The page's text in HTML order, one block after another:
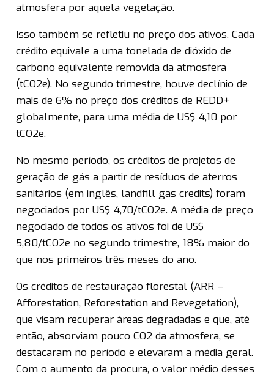
atmosfera por aquela vegetação.
Isso também se refletiu no preço dos ativos. Cada
crédito equivale a uma tonelada de dióxido de
carbono equivalente removida da atmosfera
(tCO2e). No segundo trimestre, houve declínio de
mais de 6% no preço dos créditos de REDD+
globalmente, para uma média de US$ 4,10 por
tCO2e.
No mesmo período, os créditos de projetos de
geração de gás a partir de resíduos de aterros
sanitários (em inglês, landfill gas credits) foram
negociados por US$ 4,70/tCO2e. A média de preço
negociado de todos os ativos foi de US$
5,80/tCO2e no segundo trimestre, 18% maior do
que nos primeiros três meses do ano.
Os créditos de restauração florestal (ARR –
Afforestation, Reforestation and Revegetation),
que visam recuperar áreas degradadas e que, até
então, absorviam pouco CO2 da atmosfera, se
destacaram no período e elevaram a média geral.
Com o aumento da procura, o valor médio desses